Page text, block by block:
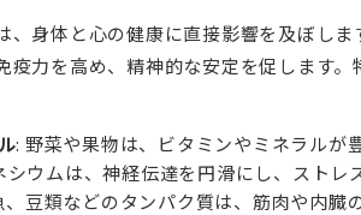
、身体と心の健康に直接影響を及ぼし
疫力を高め、精神的な安定を促します。
: 野菜や果物は、ビタミンやミネラルが
ウムは、神経伝達を円滑にし、ストレ
、豆類などのタンパク質は、筋肉や内